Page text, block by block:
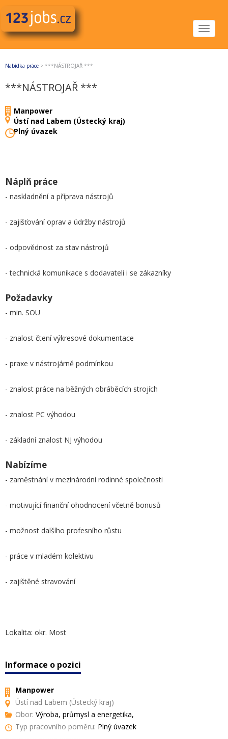
Toggle
Nabídka práce > ***NÁSTROJAŘ ***
***NÁSTROJAŘ ***
Manpower
Ústí nad Labem (Ústecký kraj)
Plný úvazek
Náplň práce
- naskladnění a příprava nástrojů
- zajišťování oprav a údržby nástrojů
- odpovědnost za stav nástrojů
- technická komunikace s dodavateli i se zákazníky
Požadavky
- min. SOU
- znalost čtení výkresové dokumentace
- praxe v nástrojárně podmínkou
- znalost práce na běžných obráběcích strojích
- znalost PC výhodou
- základní znalost NJ výhodou
Nabízíme
- zaměstnání v mezinárodní rodinné společnosti
- motivující finanční ohodnocení včetně bonusů
- možnost dalšího profesního růstu
- práce v mladém kolektivu
- zajištěné stravování
Lokalita: okr. Most
Informace o pozici
Manpower
Ústí nad Labem (Ústecký kraj)
Obor: Výroba, průmysl a energetika,
Typ pracovního poměru: Plný úvazek